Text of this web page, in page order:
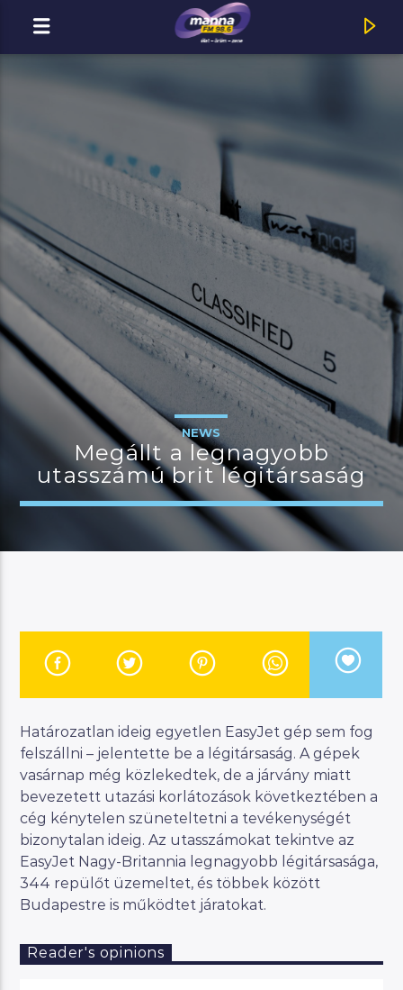
MOST ADÁSBAN
MannaFM
JELENLEGI MŰSOR
KANAPÉ
Manna FM
NEWS
Megállt a legnagyobb
utasszámú brit légitársaság
Határozatlan ideig egyetlen EasyJet gép sem fog
felszállni – jelentette be a légitársaság. A gépek
vasárnap még közlekedtek, de a járvány miatt
bevezetett utazási korlátozások következtében a
cég kénytelen szüneteltetni a tevékenységét
bizonytalan ideig. Az utasszámokat tekintve az
EasyJet Nagy-Britannia legnagyobb légitársasága,
344 repülőt üzemeltet, és többek között
Budapestre is működtet járatokat.
Reader's opinions